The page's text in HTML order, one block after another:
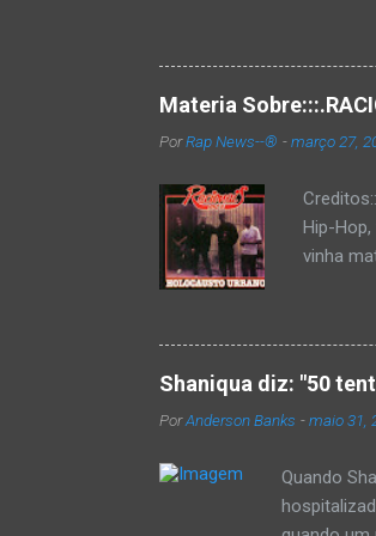
Materia
PorRap News--® -março 27,
Hip-
vinha
Como
rica
Cultura
Shaniqua diz: "50
PorAnderson Banks -maio 31,
Quando